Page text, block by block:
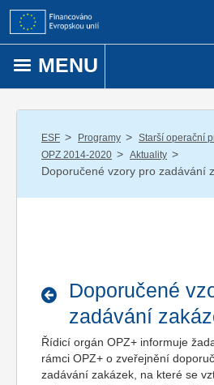
Přejít k obsahu
MENU
ESF / Programy / Starší operační
OPZ 2014-2020 / Aktuality /
Doporučené vzory pro zadávání
Doporučené
zadávání
Řídicí orgán OPZ+ informuje
rámci OPZ+ o zveřejnění
zadávání zakázek, na které se